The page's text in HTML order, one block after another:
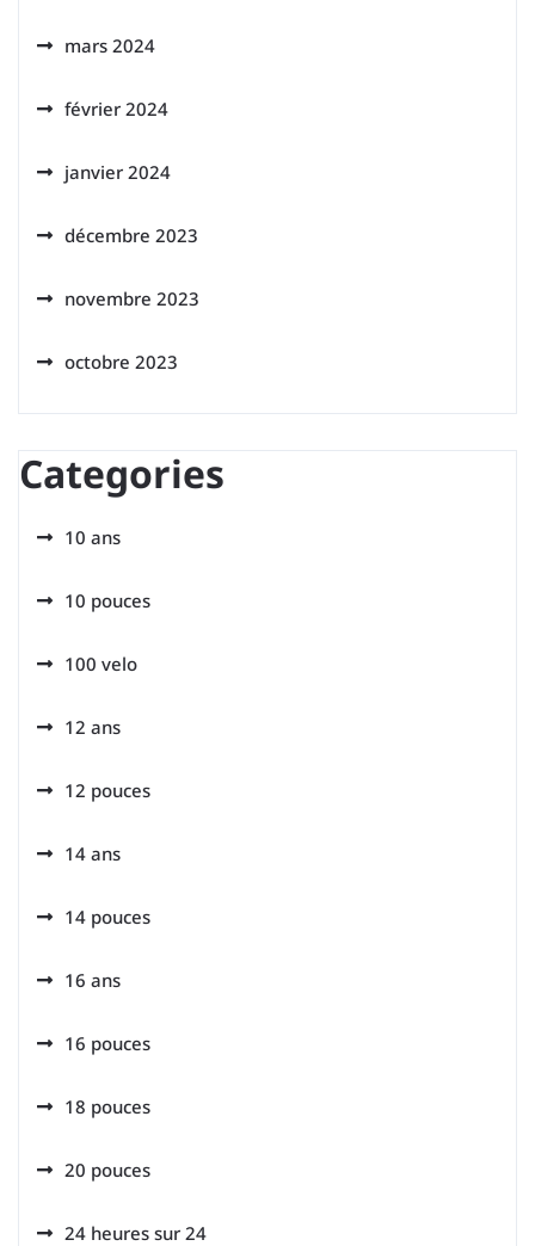
mars 2024
février 2024
janvier 2024
décembre 2023
novembre 2023
octobre 2023
Categories
10 ans
10 pouces
100 velo
12 ans
12 pouces
14 ans
14 pouces
16 ans
16 pouces
18 pouces
20 pouces
24 heures sur 24